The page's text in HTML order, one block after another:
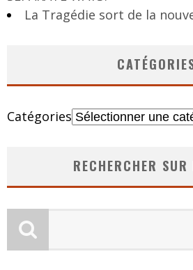
La Tragédie sort de la
Catégories
RECHERCHER